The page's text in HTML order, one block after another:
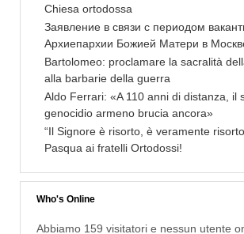
Chiesa ortodossa
Заявление в связи с периодом
Архиепархии Божией Матери в
Bartolomeo: proclamare la sacralità
alla barbarie della guerra
Aldo Ferrari: «A 110 anni di distanza, il
genocidio armeno brucia ancora»
“Il Signore è risorto, è veramente
Pasqua ai fratelli Ortodossi!
Who's Online
Abbiamo 159 visitatori e nessun utente